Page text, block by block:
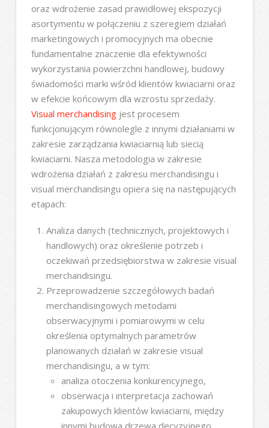
oraz wdrożenie zasad prawidłowej ekspozycji
asortymentu w połączeniu z szeregiem działań
marketingowych i promocyjnych ma obecnie
fundamentalne znaczenie dla efektywności
wykorzystania powierzchni handlowej, budowy
świadomości marki wśród klientów kwiaciarni oraz
w efekcie końcowym dla wzrostu sprzedaży.
Visual merchandisingjest procesem
funkcjonującym równolegle z innymi działaniami w
zakresie zarządzania kwiaciarnią lub siecią
kwiaciarni. Nasza metodologia w zakresie
wdrożenia działań z zakresu merchandisingu i
visual merchandisingu opiera się na następujących
etapach:
Analiza danych (technicznych, projektowych i
handlowych) oraz określenie potrzeb i
oczekiwań przedsiębiorstwa w zakresie visual
merchandisingu.
Przeprowadzenie szczegółowych badań
merchandisingowych metodami
obserwacyjnymi i pomiarowymi w celu
określenia optymalnych parametrów
planowanych działań w zakresie visual
merchandisingu, a w tym:
analiza otoczenia konkurencyjnego,
obserwacja i interpretacja zachowań
zakupowych klientów kwiaciarni, między